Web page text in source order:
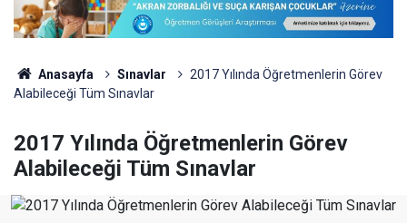
Anasayfa Sınavlar
2017 Yılında Öğretmenlerin Görev
Alabileceği Tüm Sınavlar
2017 Yılında Öğretmenlerin Görev
Alabileceği Tüm Sınavlar